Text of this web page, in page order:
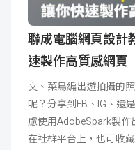
聯成電腦網頁設計
速製作高質感網頁
文、菜鳥編出遊拍攝的
呢？分享到FB、IG、還
慮使用AdobeSpark製作
在社群平台上，也可收